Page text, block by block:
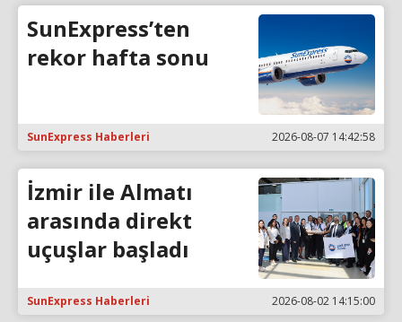
SunExpress’ten
rekor hafta sonu
SunExpress Haberleri 2026-08-07 14:42:58
İzmir ile Almatı
arasında direkt
uçuşlar başladı
SunExpress Haberleri 2026-08-02 14:15:00